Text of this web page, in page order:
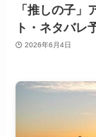
「推しの子
ト・ネタバレ
2026年6月4日